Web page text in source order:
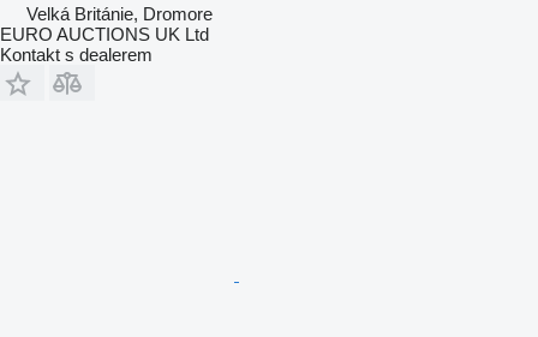
Velká Británie, Dromore
EURO AUCTIONS UK Ltd
Kontakt s dealerem